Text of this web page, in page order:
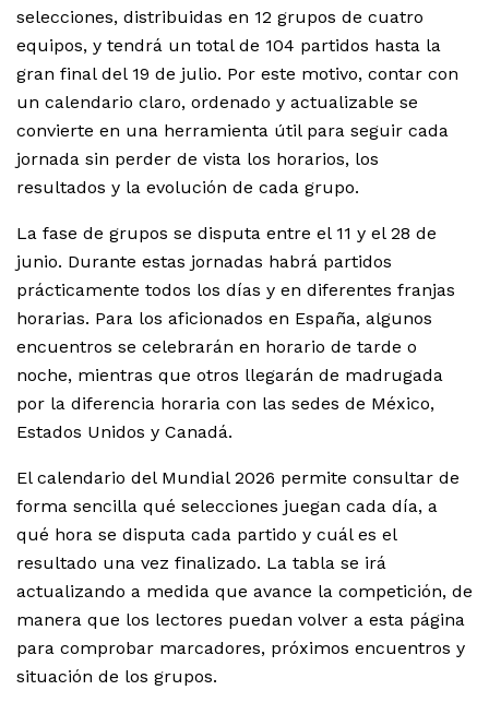
selecciones, distribuidas en 12 grupos de cuatro
equipos, y tendrá un total de 104 partidos hasta la
gran final del 19 de julio. Por este motivo, contar con
un calendario claro, ordenado y actualizable se
convierte en una herramienta útil para seguir cada
jornada sin perder de vista los horarios, los
resultados y la evolución de cada grupo.
La fase de grupos se disputa entre el 11 y el 28 de
junio. Durante estas jornadas habrá partidos
prácticamente todos los días y en diferentes franjas
horarias. Para los aficionados en España, algunos
encuentros se celebrarán en horario de tarde o
noche, mientras que otros llegarán de madrugada
por la diferencia horaria con las sedes de México,
Estados Unidos y Canadá.
El calendario del Mundial 2026 permite consultar de
forma sencilla qué selecciones juegan cada día, a
qué hora se disputa cada partido y cuál es el
resultado una vez finalizado. La tabla se irá
actualizando a medida que avance la competición, de
manera que los lectores puedan volver a esta página
para comprobar marcadores, próximos encuentros y
situación de los grupos.